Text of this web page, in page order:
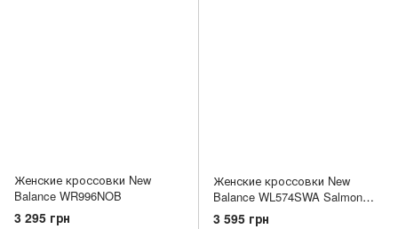
Женские кроссовки New
Balance WR996NOB
3 295 грн
Женские кроссовки New
Balance WL574SWA Salmon
Wash
3 595 грн